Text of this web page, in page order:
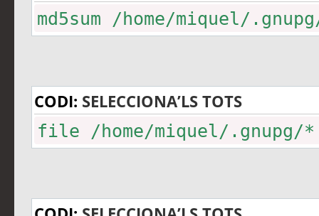
md5sum /home/miquel/
CODI: SELECCIONA’LS TOTS
file /home/miquel/.gnupg/*